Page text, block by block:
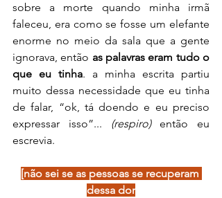
sobre a morte quando minha irmã
faleceu, era como se fosse um elefante
enorme no meio da sala que a gente
ignorava, então as palavras eram tudo o
que eu tinha. a minha escrita partiu
muito dessa necessidade que eu tinha
de falar, “ok, tá doendo e eu preciso
expressar isso”... (respiro) então eu
escrevia.
[não sei se as pessoas se recuperam
dessa dor